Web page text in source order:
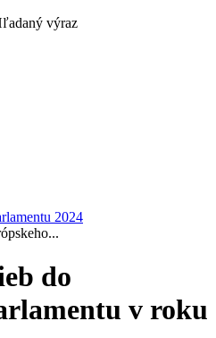
výraz
2024
do
v roku